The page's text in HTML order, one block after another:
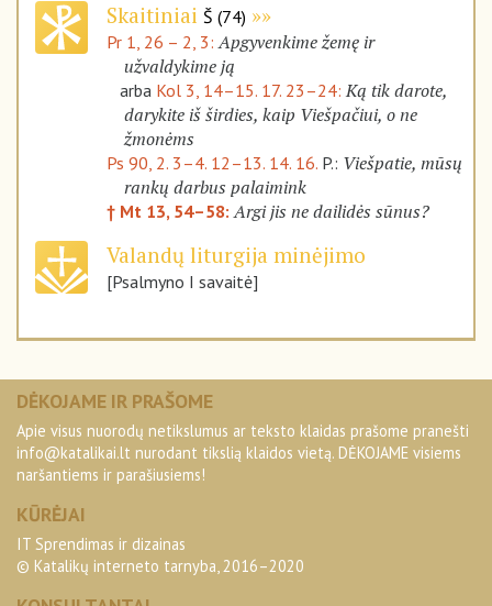
Skaitiniai Š (74)
Pr 1, 26 – 2, 3:Apgyvenkime žemę ir
užvaldykime ją
arba Kol 3, 14–15. 17. 23–24:Ką tik darote,
darykite iš širdies, kaip Viešpačiui, o ne
žmonėms
Ps 90, 2. 3–4. 12–13. 14. 16. P.: Viešpatie, mūsų
rankų darbus palaimink
† Mt 13, 54–58:Argi jis ne dailidės sūnus?
Valandų liturgija minėjimo
[Psalmyno I savaitė]
DĖKOJAME IR PRAŠOME
Apie visus nuorodų netikslumus ar teksto klaidas prašome pranešti
info@katalikai.lt nurodant tikslią klaidos vietą. DĖKOJAME visiems
naršantiems ir parašiusiems!
KŪRĖJAI
IT Sprendimas ir dizainas
© Katalikų interneto tarnyba, 2016–2020